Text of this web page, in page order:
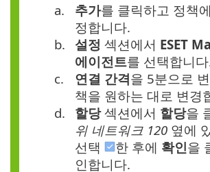
a.
추가를 클릭하고 정책에
정합니다.
b. 설정 섹션에서 ESET
에이전트를 선택합니
c.
연결 간격을 5분으로
책을 원하는 대로 변경
d.
할당섹션에서 할당을
위 네트워크 120 옆에
선택
한 후에 확인을
인합니다.